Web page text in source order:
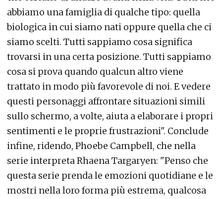
abbiamo una famiglia di qualche tipo: quella
biologica in cui siamo nati oppure quella che ci
siamo scelti. Tutti sappiamo cosa significa
trovarsi in una certa posizione. Tutti sappiamo
cosa si prova quando qualcun altro viene
trattato in modo più favorevole di noi. E vedere
questi personaggi affrontare situazioni simili
sullo schermo, a volte, aiuta a elaborare i propri
sentimenti e le proprie frustrazioni". Conclude
infine, ridendo, Phoebe Campbell, che nella
serie interpreta Rhaena Targaryen: "Penso che
questa serie prenda le emozioni quotidiane e le
mostri nella loro forma più estrema, qualcosa